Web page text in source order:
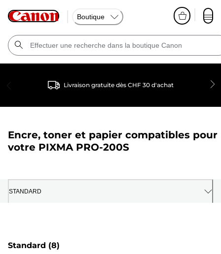
Boutique
Livraison gratuite dès CHF 30 d'achat
Encre, toner et papier compatibles pour
votre PIXMA PRO-200S
STANDARD
Standard (8)